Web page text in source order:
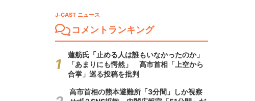
J-CAST ニュース
コメントランキング
蓮舫氏「止める人は誰もいなかったのか」
「あまりにも愕然」 高市首相「上空から
合掌」巡る投稿を批判
高市首相の熊本避難所「3分間」しか視察